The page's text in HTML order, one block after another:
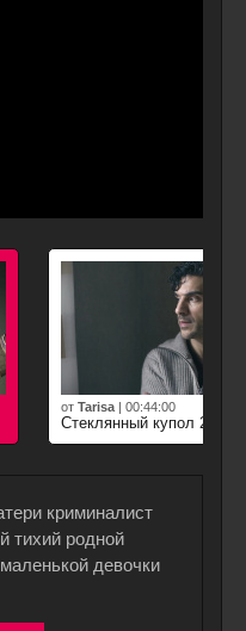
от Tarisa | 00:44:00
Стеклянный купол 2
криминалист
тихий родной
девочки